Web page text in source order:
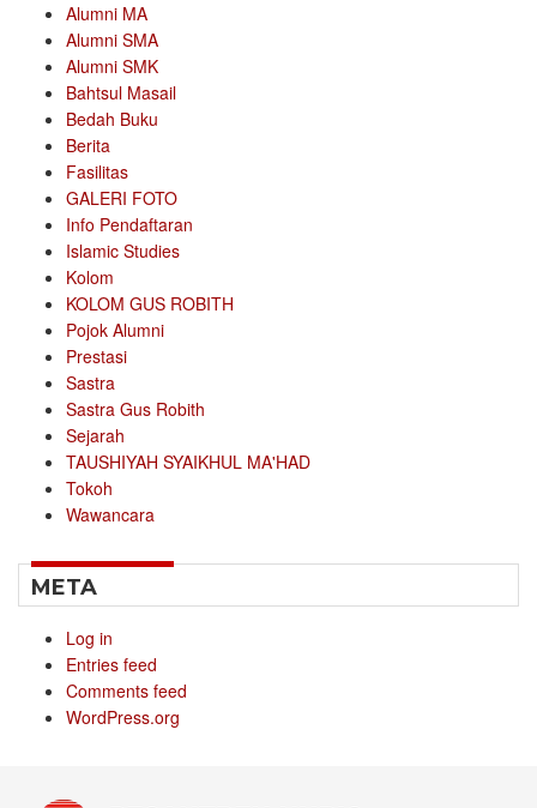
Alumni MA
Alumni SMA
Alumni SMK
Bahtsul Masail
Bedah Buku
Berita
Fasilitas
GALERI FOTO
Info Pendaftaran
Islamic Studies
Kolom
KOLOM GUS ROBITH
Pojok Alumni
Prestasi
Sastra
Sastra Gus Robith
Sejarah
TAUSHIYAH SYAIKHUL MA'HAD
Tokoh
Wawancara
META
Log in
Entries feed
Comments feed
WordPress.org